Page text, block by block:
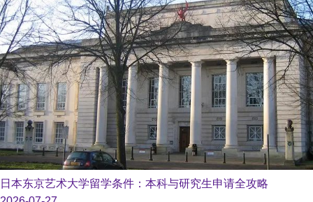
日本东京艺术大学留学条件：本科与研究生申请全攻略